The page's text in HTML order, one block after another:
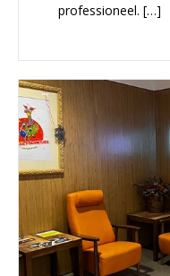
professioneel. […]